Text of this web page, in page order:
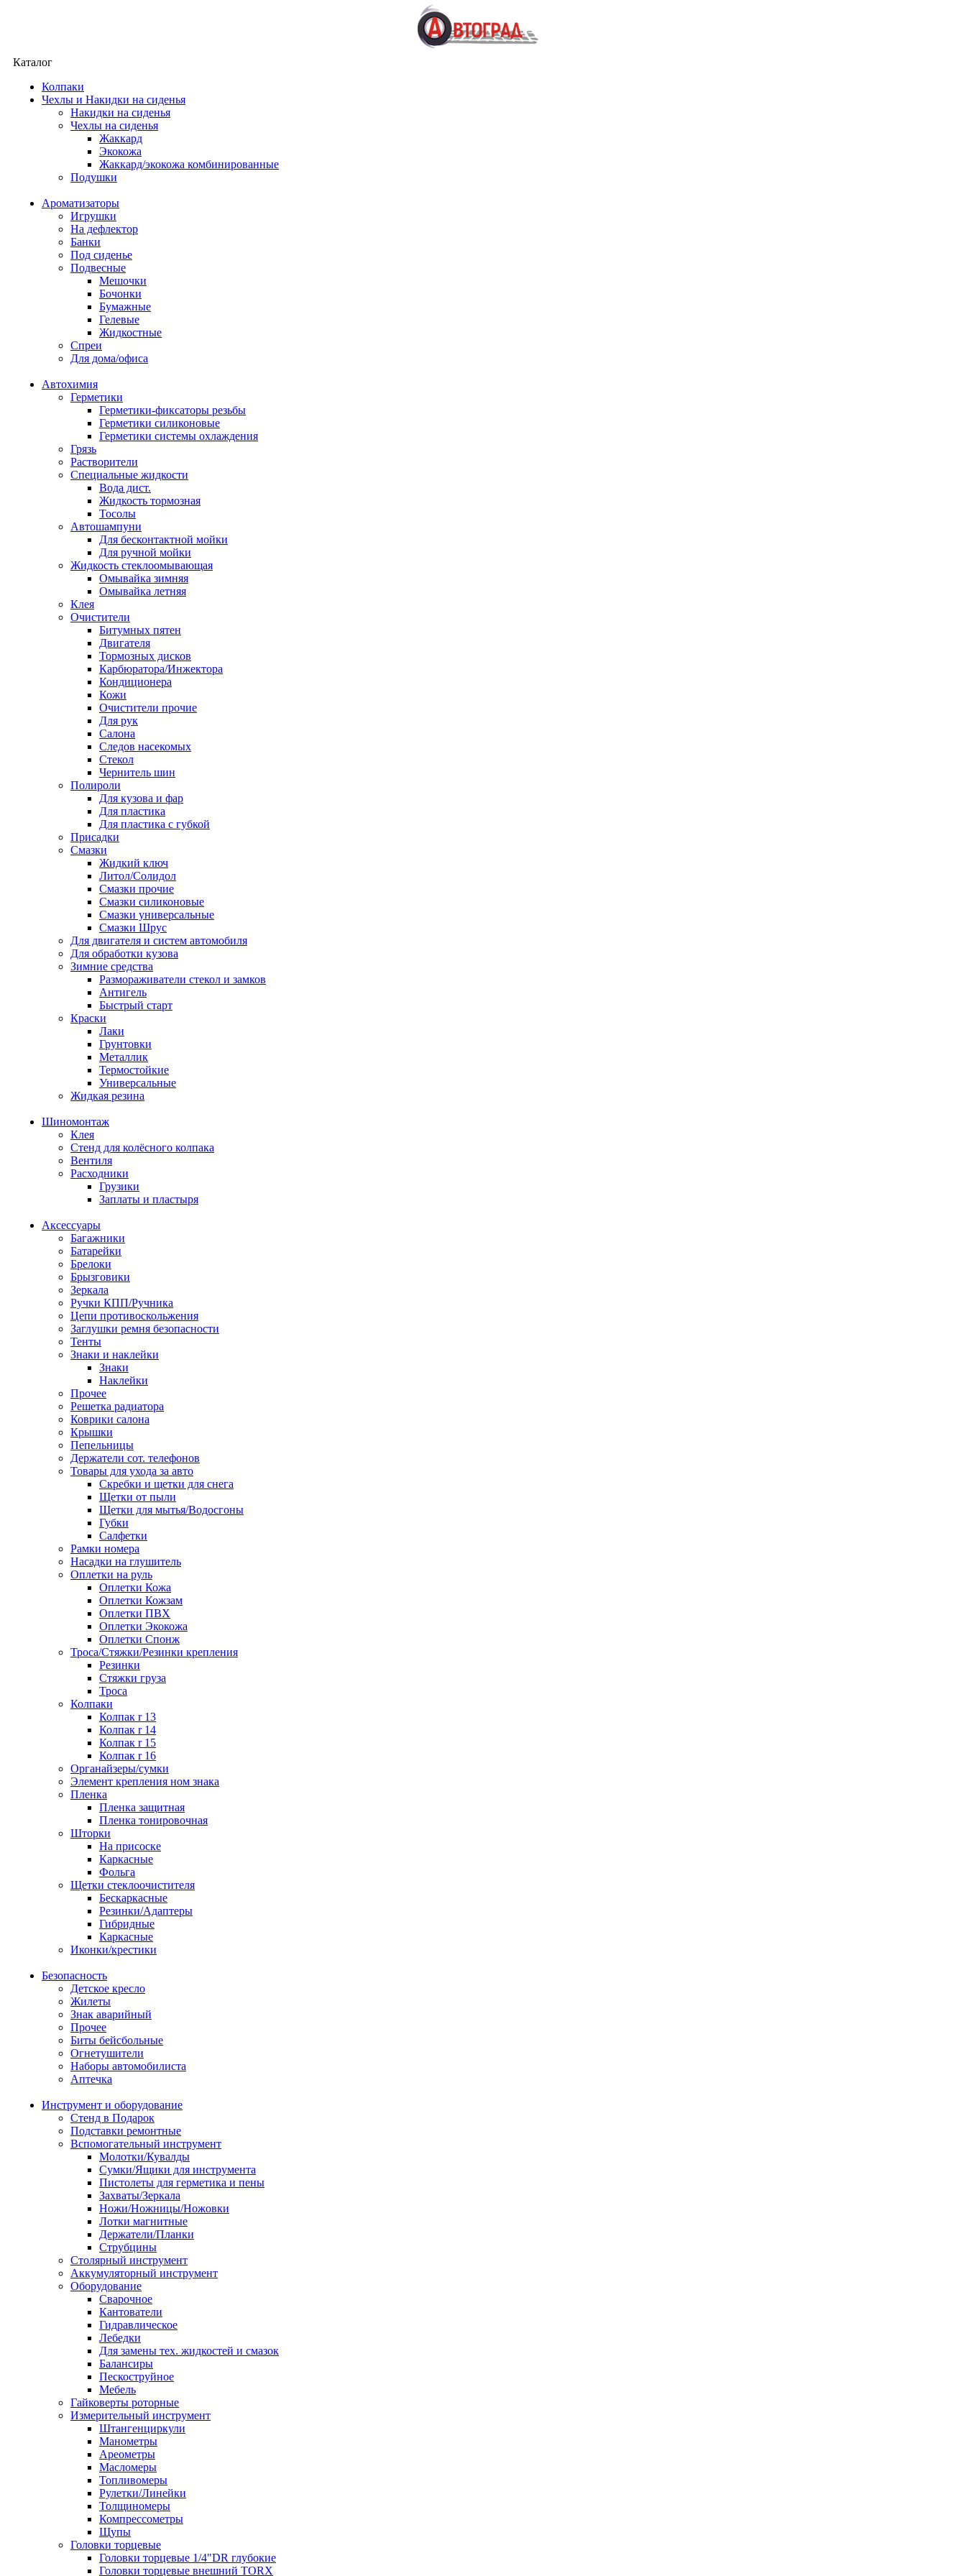
Каталог
Колпаки
Чехлы и Накидки на сиденья
Накидки на сиденья
Чехлы на сиденья
Жаккард
Экокожа
Жаккард/экокожа комбинированные
Подушки
Ароматизаторы
Игрушки
На дефлектор
Банки
Под сиденье
Подвесные
Мешочки
Бочонки
Бумажные
Гелевые
Жидкостные
Спреи
Для дома/офиса
Автохимия
Герметики
Герметики-фиксаторы резьбы
Герметики силиконовые
Герметики системы охлаждения
Грязь
Растворители
Специальные жидкости
Вода дист.
Жидкость тормозная
Тосолы
Автошампуни
Для бесконтактной мойки
Для ручной мойки
Жидкость стеклоомывающая
Омывайка зимняя
Омывайка летняя
Клея
Очистители
Битумных пятен
Двигателя
Тормозных дисков
Карбюратора/Инжектора
Кондиционера
Кожи
Очистители прочие
Для рук
Салона
Следов насекомых
Стекол
Чернитель шин
Полироли
Для кузова и фар
Для пластика
Для пластика с губкой
Присадки
Смазки
Жидкий ключ
Литол/Солидол
Смазки прочие
Смазки силиконовые
Смазки универсальные
Смазки Шрус
Для двигателя и систем автомобиля
Для обработки кузова
Зимние средства
Размораживатели стекол и замков
Антигель
Быстрый старт
Краски
Лаки
Грунтовки
Металлик
Термостойкие
Универсальные
Жидкая резина
Шиномонтаж
Клея
Стенд для колёсного колпака
Вентиля
Расходники
Грузики
Заплаты и пластыря
Аксессуары
Багажники
Батарейки
Брелоки
Брызговики
Зеркала
Ручки КПП/Ручника
Цепи противоскольжения
Заглушки ремня безопасности
Тенты
Знаки и наклейки
Знаки
Наклейки
Прочее
Решетка радиатора
Коврики салона
Крышки
Пепельницы
Держатели сот. телефонов
Товары для ухода за авто
Скребки и щетки для снега
Щетки от пыли
Щетки для мытья/Водосгоны
Губки
Салфетки
Рамки номера
Насадки на глушитель
Оплетки на руль
Оплетки Кожа
Оплетки Кожзам
Оплетки ПВХ
Оплетки Экокожа
Оплетки Спонж
Троса/Стяжки/Резинки крепления
Резинки
Стяжки груза
Троса
Колпаки
Колпак r 13
Колпак r 14
Колпак r 15
Колпак r 16
Органайзеры/сумки
Элемент крепления ном знака
Пленка
Пленка защитная
Пленка тонировочная
Шторки
На присоске
Каркасные
Фольга
Щетки стеклоочистителя
Бескаркасные
Резинки/Адаптеры
Гибридные
Каркасные
Иконки/крестики
Безопасность
Детское кресло
Жилеты
Знак аварийный
Прочее
Биты бейсбольные
Огнетушители
Наборы автомобилиста
Аптечка
Инструмент и оборудование
Стенд в Подарок
Подставки ремонтные
Вспомогательный инструмент
Молотки/Кувалды
Сумки/Ящики для инструмента
Пистолеты для герметика и пены
Захваты/Зеркала
Ножи/Ножницы/Ножовки
Лотки магнитные
Держатели/Планки
Струбцины
Столярный инструмент
Аккумуляторный инструмент
Оборудование
Сварочное
Кантователи
Гидравлическое
Лебедки
Для замены тех. жидкостей и смазок
Балансиры
Пескоструйное
Мебель
Гайковерты роторные
Измерительный инструмент
Штангенциркули
Манометры
Ареометры
Масломеры
Топливомеры
Рулетки/Линейки
Толщиномеры
Компрессометры
Щупы
Головки торцевые
Головки торцевые 1/4"DR глубокие
Головки торцевые внешний TORX